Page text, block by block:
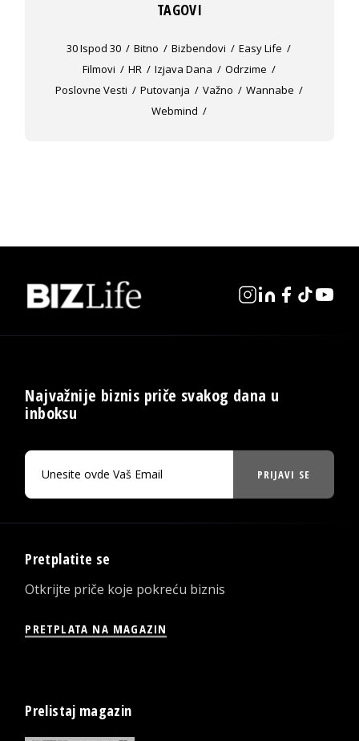
TAGOVI
30 Ispod 30 Bitno Bizbendovi
Easy Life
Filmovi
HR Izjava Dana
Odrzime
Poslovne Vesti
Putovanja Važno
Wannabe
Webmind
Najvažnije biznis priče svakog dana u
inboksu
PRIJAVI SE
Pretplatite se
Otkrijte priče koje pokreću biznis
PRETPLATA NA MAGAZIN
Prelistaj magazin